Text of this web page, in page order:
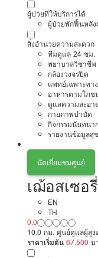
ผู้ป่วยที่ให้บริการได้
ผู้ป่วยพักฟื้นหลัง
สิ่งอำนวยความสะดวก
ทีมดูแล 24 ชม.
พยาบาลวิชาชีพ
กล้องวงจรปิด
แพทย์เฉพาะทาง
อาหารตามโภช
ดูแลความสะอา
กายภาพบำบัด
กิจกรรมนันทนา
รายงานข้อมูลสุ
นัดเยี่ยมชมศูนย์
เฌ้อสเซอ
แคร์
EN
TH
0.0
10.0 กม. ศูนย์ดูแลผู้สู
ราคาเริ่มต้น 67,500 บ